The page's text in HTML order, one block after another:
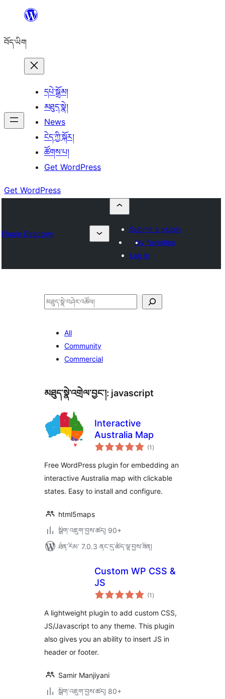
content
བོད་ཡིག
དཔེ་སྒྲོམ།
མཐུད་སྣེ།
News
ངེད་ཀྱི་སྐོར།
ཚོགས་པ།
Get WordPress
Get WordPress
Plugin Directory
Submit a plugin
My favorites
Log in
བཤེར་
All
Community
Commercial
མཐུད་སྣེ་འགྲེལ་བྱང་།: javascript
Interactive
Australia Map
(1 གདེང་
འཇོག་
ཚང་།
)
Free WordPress plugin for embedding an
interactive Australia map with clickable
states. Easy to install and configure.
html5maps
སྒྲིག་འཇུག་བྱས་ཚད། 90+
ཐོན་རིམ་ 7.0.3 ནང་དུ་ཚོད་ལྟ་བྱས་ཟིན།
Custom WP CSS &
JS
(1 གདེང་
འཇོག་
ཚང་།
)
A lightweight plugin to add custom CSS,
JS/Javascript to any theme. This plugin
also gives you an ability to insert JS in
header or footer.
Samir Manjiyani
སྒྲིག་འཇུག་བྱས་ཚད། 80+